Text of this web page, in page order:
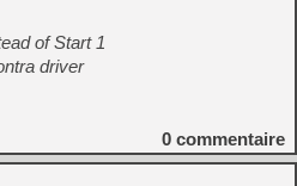
of Start 1
driver
0 commentaire